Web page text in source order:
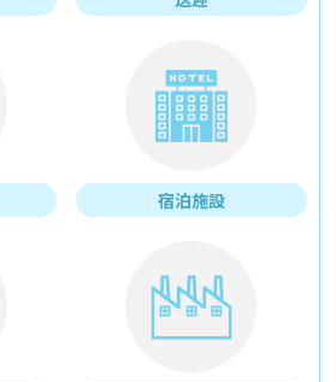
宿泊施設